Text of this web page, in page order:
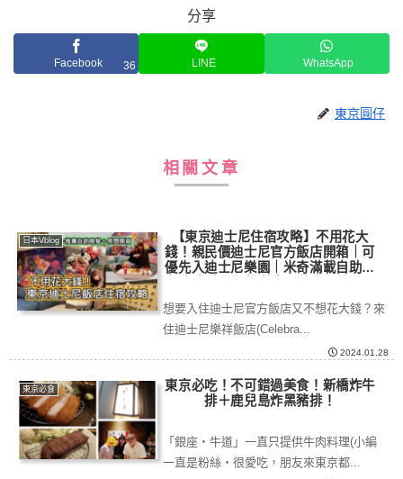
分享
Facebook 36 LINE WhatsApp
東京圓仔
相關文章
日本Vblog
【東京迪士尼住宿攻略】不用花大
錢！親民價迪士尼官方飯店開箱｜可
優先入迪士尼樂園｜米奇滿載自助早
tokyodisneyhotel|日本旅遊
想要入住迪士尼官方飯店又不想花大錢？來
住迪士尼樂祥飯店(Celebra...
2024.01.28
東京必食
東京必吃！不可錯過美食！新橋炸牛
排＋鹿兒島炸黑豬排！
「銀座・牛道」一直只提供牛肉料理(小編
一直是粉絲・很愛吃，朋友來東京都...